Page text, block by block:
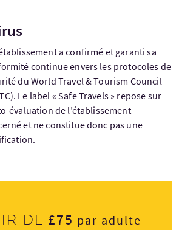
a confirmé et garanti sa
continue envers les protocoles de
du World Travel & Tourism Council
Le label « Safe Travels » repose sur
évaluation de l’établissement
et ne constitue donc pas une
de £75 par adulte